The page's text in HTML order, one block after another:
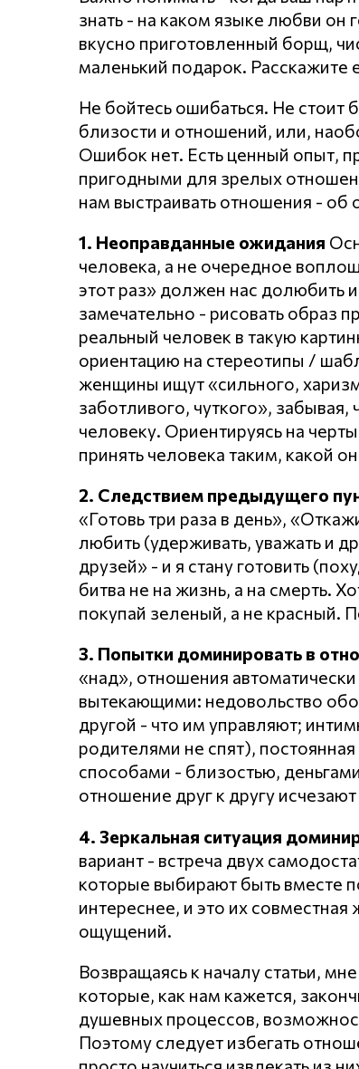
знать - на каком языке любви он
вкусно приготовленный борщ,
маленький подарок.
Не бойтесь ошибаться. Не стоит
близости и отношений, или,
Ошибок нет. Есть ценный опыт,
пригодными для зрелых
нам выстраивать отношения -
1. Неоправданные ожидания
человека, а не очередное
этот раз» должен нас долюбить
замечательно - рисовать образ
реальный человек в такую
ориентацию на стереотипы /
женщины ищут «сильного,
заботливого, чуткого», забывая,
человеку. Ориентируясь на
принять человека таким, какой он
2. Следствием предыдущего
«Готовь три раза в день»,
любить (удерживать, уважать и
друзей» - и я стану готовить
битва не на жизнь, а на смерть.
покупай зеленый, а не красный.
3. Попытки доминировать в
«над», отношения
вытекающими: недовольство
другой - что им управляют;
родителями не спят),
способами - близостью,
отношение друг к другу
4. Зеркальная ситуация
вариант - встреча двух
которые выбирают быть вместе
интереснее, и это их
ощущений.
Возвращаясь к началу статьи,
которые, как нам кажется,
душевных процессов,
Поэтому следует избегать